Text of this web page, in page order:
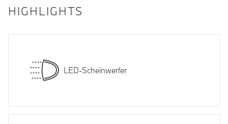
HIGHLIGHTS
LED-Scheinwerfer